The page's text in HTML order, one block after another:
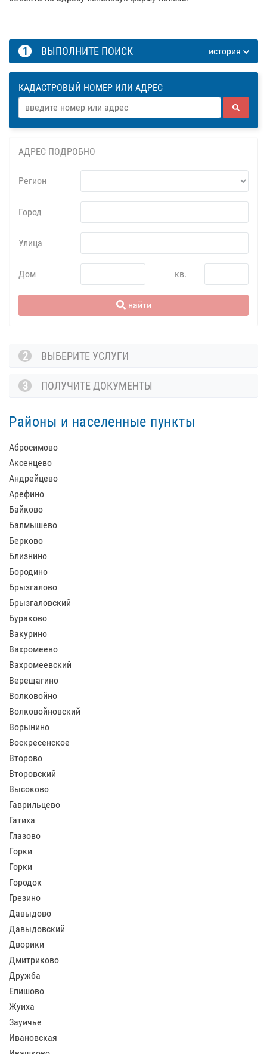
1 ВЫПОЛНИТЕ ПОИСК история
КАДАСТРОВЫЙ НОМЕР ИЛИ АДРЕС
АДРЕС ПОДРОБНО
Регион
Город
Улица
Дом кв.
найти
2 ВЫБЕРИТЕ УСЛУГИ
3 ПОЛУЧИТЕ ДОКУМЕНТЫ
Районы и населенные пункты
Абросимово
Аксенцево
Андрейцево
Арефино
Байково
Балмышево
Берково
Близнино
Бородино
Брызгалово
Брызгаловский
Бураково
Вакурино
Вахромеево
Вахромеевский
Верещагино
Волковойно
Волковойновский
Ворынино
Воскресенское
Второво
Второвский
Высоково
Гаврильцево
Гатиха
Глазово
Горки
Горки
Городок
Грезино
Давыдово
Давыдовский
Дворики
Дмитриково
Дружба
Епишово
Жуиха
Зауичье
Ивановская